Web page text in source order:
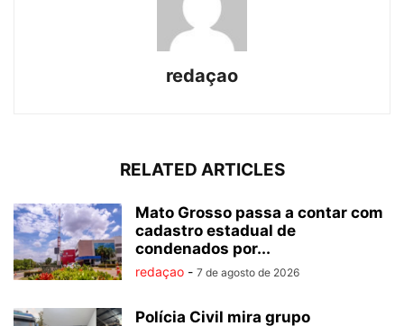
redaçao
RELATED ARTICLES
Mato Grosso passa a contar com
cadastro estadual de
condenados por...
redaçao - 7 de agosto de 2026
Polícia Civil mira grupo